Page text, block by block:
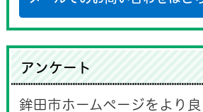
アンケート
鉾田市ホームページをより